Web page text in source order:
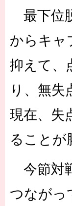
最下位
からキャ
抑えて、
り、無失
現在、失
ることが
今節対
つながっ